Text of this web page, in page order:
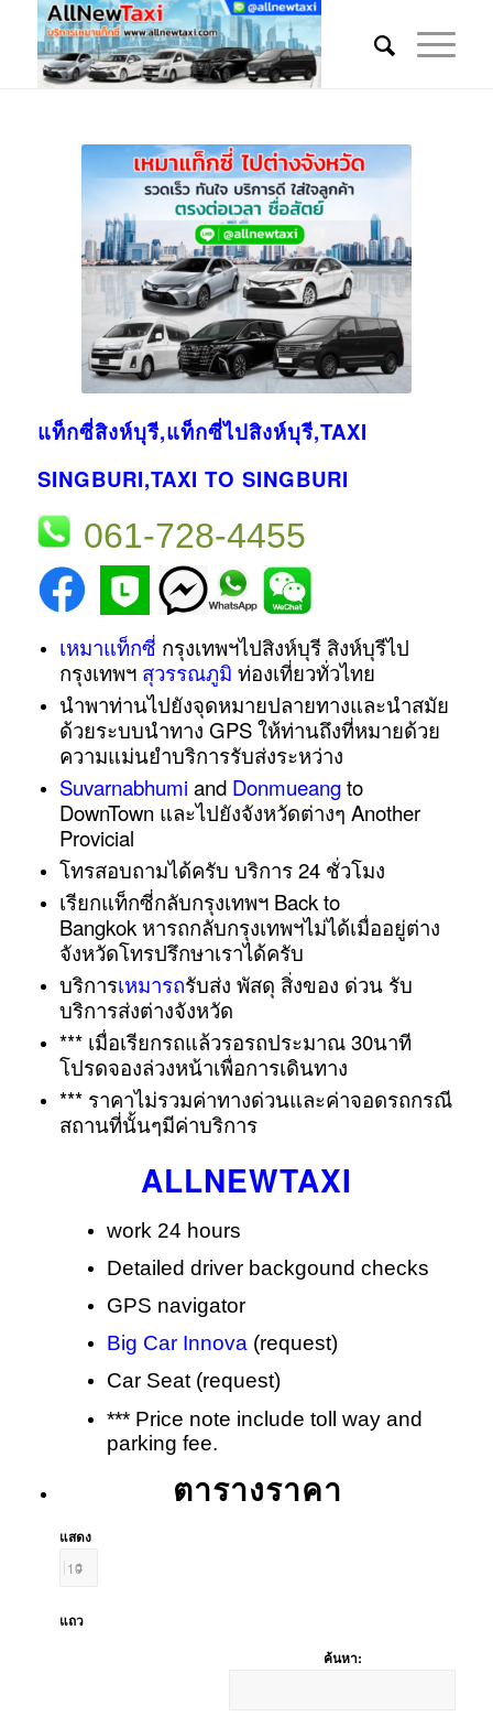
แท็กซี่สิงห์บุรี,แท็กซี่ไปสิงห์บุรี,TAXI
SINGBURI,TAXI TO SINGBURI
061-728-4455
เหมาแท็กซี่ กรุงเทพฯไปสิงห์บุรี สิงห์บุรีไป
กรุงเทพฯ สุวรรณภูมิ ท่องเที่ยวทั่วไทย
นำพาท่านไปยังจุดหมายปลายทางและนำสมัย
ด้วยระบบนำทาง GPS ให้ท่านถึงที่หมายด้วย
ความแม่นยำบริการรับส่งระหว่าง
Suvarnabhumi and Donmueangto
DownTown และไปยังจังหวัดต่างๆ Another
Provicial
โทรสอบถามได้ครับ บริการ 24 ชั่วโมง
เรียกแท็กซี่กลับกรุงเทพฯ Back to
Bangkok หารถกลับกรุงเทพฯไม่ได้เมื่ออยู่ต่าง
จังหวัดโทรปรึกษาเราได้ครับ
บริการเหมารถรับส่ง พัสดุ สิ่งของ ด่วน รับ
บริการส่งต่างจังหวัด
*** เมื่อเรียกรถแล้วรอรถประมาณ 30นาที
โปรดจองล่วงหน้าเพื่อการเดินทาง
*** ราคาไม่รวมค่าทางด่วนและค่าจอดรถกรณี
สถานที่นั้นๆมีค่าบริการ
ALLNEWTAXI
work 24 hours
Detailed driver backgound checks
GPS navigator
Big Car Innova (request)
Car Seat (request)
*** Price note include toll way and
parking fee.
ตารางราคา
แสดง
แถว
ค้นหา: